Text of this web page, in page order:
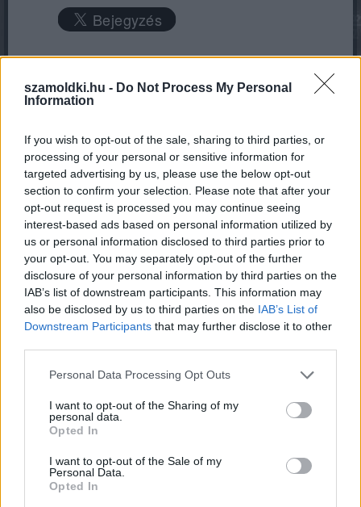
szamoldki.hu - Do Not Process My Personal
Information
If you wish to opt-out of the sale, sharing to third parties, or
processing of your personal or sensitive information for
targeted advertising by us, please use the below opt-out
section to confirm your selection. Please note that after your
opt-out request is processed you may continue seeing
interest-based ads based on personal information utilized by
us or personal information disclosed to third parties prior to
your opt-out. You may separately opt-out of the further
disclosure of your personal information by third parties on the
IAB’s list of downstream participants. This information may
also be disclosed by us to third parties on the IAB’s List of
Downstream Participants that may further disclose it to other
Please note that this website/app uses one or more Google
not limited to your visit or usage behaviour. You may click to
grant or deny consent to Google and its third-party tags to
use your data for below specified purposes in below Google
consent section.
Personal Data Processing Opt Outs
I want to opt-out of the Sharing of my
personal data.
Opted In
I want to opt-out of the Sale of my
Personal Data.
Opted In
Find Papillomas On Your Neck Or Armpit? It's The
First Stage Of...
Fungus Is A Parasite, And It Dies From A Drop Of